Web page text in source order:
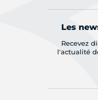
Les
Recevez
l'actualité